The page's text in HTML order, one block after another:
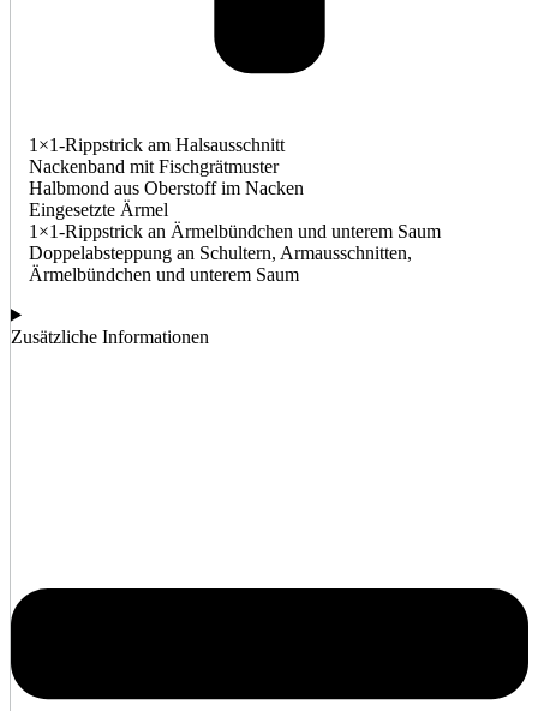
1×1-Rippstrick am Halsausschnitt
Nackenband mit Fischgrätmuster
Halbmond aus Oberstoff im Nacken
Eingesetzte Ärmel
1×1-Rippstrick an Ärmelbündchen und unterem Saum
Doppelabsteppung an Schultern, Armausschnitten,
Ärmelbündchen und unterem Saum
Zusätzliche Informationen